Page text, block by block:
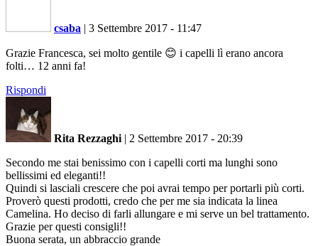
csaba | 3 Settembre 2017 - 11:47
Grazie Francesca, sei molto gentile 😊 i capelli lì erano ancora
folti… 12 anni fa!
Rispondi
Rita Rezzaghi | 2 Settembre 2017 - 20:39
Secondo me stai benissimo con i capelli corti ma lunghi sono
bellissimi ed eleganti!!
Quindi si lasciali crescere che poi avrai tempo per portarli più corti.
Proverò questi prodotti, credo che per me sia indicata la linea
Camelina. Ho deciso di farli allungare e mi serve un bel trattamento.
Grazie per questi consigli!!
Buona serata, un abbraccio grande